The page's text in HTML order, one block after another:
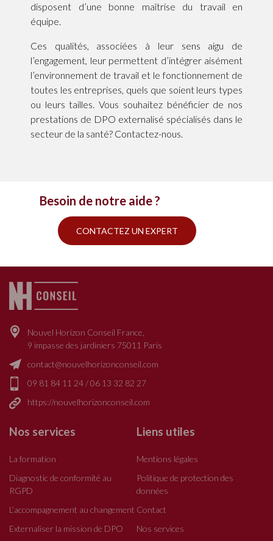
disposent d’une bonne maîtrise du travail en
équipe.
Ces qualités, associées à leur sens aigu de
l’engagement, leur permettent d’intégrer aisément
l’environnement de travail et le fonctionnement de
toutes les entreprises, quels que soient leurs types
ou leurs tailles. Vous souhaitez bénéficier de nos
prestations de DPO externalisé spécialisés dans le
secteur de la santé? Contactez-nous.
Besoin de notre aide ?
CONTACTEZ UN EXPERT
Nouvel Horizon Conseil France,
9 impasse des jardiniers 75011 Paris
contact@nouvelhorizonconseil.com
09 81 84 11 24/06 13 32 82 27
https://nouvelhorizonconseil.com
Nos services
La formation
Diagnostic de conformité au
RGPD
L’accompagnement au changement
Externaliser la mission de DPO
Liens utiles
Mentions légales
Politique de protection des
données
Contact
Nos services